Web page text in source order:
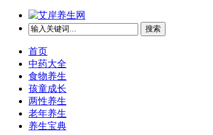
搜索
首页
中药大全
食物养生
孩童成长
两性养生
老年养生
养生宝典